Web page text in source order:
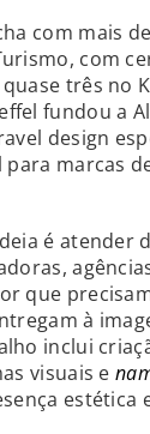
com mais
com
três no
fundou a
design
marcas
é atender
que
à
inclui
visuais e
estética